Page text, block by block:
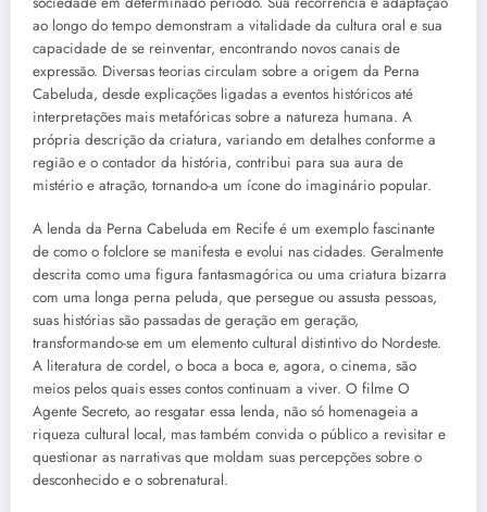
ao longo do tempo demonstram a vitalidade da cultura oral e sua
capacidade de se reinventar, encontrando novos canais de
expressão. Diversas teorias circulam sobre a origem da Perna
Cabeluda, desde explicações ligadas a eventos históricos até
interpretações mais metafóricas sobre a natureza humana. A
própria descrição da criatura, variando em detalhes conforme a
região e o contador da história, contribui para sua aura de
mistério e atração, tornando-a um ícone do imaginário popular.
A lenda da Perna Cabeluda em Recife é um exemplo fascinante
de como o folclore se manifesta e evolui nas cidades. Geralmente
descrita como uma figura fantasmagórica ou uma criatura bizarra
com uma longa perna peluda, que persegue ou assusta pessoas,
suas histórias são passadas de geração em geração,
transformando-se em um elemento cultural distintivo do Nordeste.
A literatura de cordel, o boca a boca e, agora, o cinema, são
meios pelos quais esses contos continuam a viver. O filme O
Agente Secreto, ao resgatar essa lenda, não só homenageia a
riqueza cultural local, mas também convida o público a revisitar e
questionar as narrativas que moldam suas percepções sobre o
desconhecido e o sobrenatural.